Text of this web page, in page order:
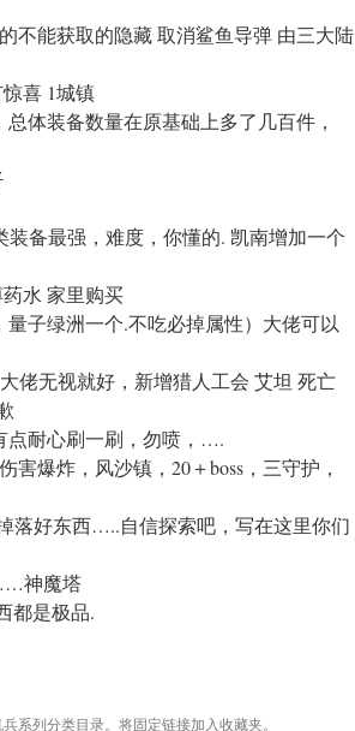
不能获取的隐藏 取消鲨鱼导弹 由三大陆
喜 1城镇
体装备数量在原基础上多了几百件，
装备最强，难度，你懂的. 凯南增加一个
水 家里购买
子绿洲一个.不吃必掉属性）大佬可以
佬无视就好，新增猎人工会 艾坦 死亡
点耐心刷一刷，勿喷，….
爆炸，风沙镇，20＋boss，三守护，
落好东西…..自信探索吧，写在这里你们
神魔塔
都是极品.
系列分类目录。将固定链接加入收藏夹。